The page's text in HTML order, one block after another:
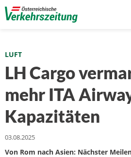
LUFT
LH Cargo
mehr ITA
Kapazitäten
03.08.2025
Von Rom nach Asien: Nächster